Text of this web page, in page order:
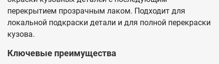
перекрытием прозрачным лаком. Подходит для
локальной подкраски детали и для полной перекраски
кузова.
Ключевые преимущества